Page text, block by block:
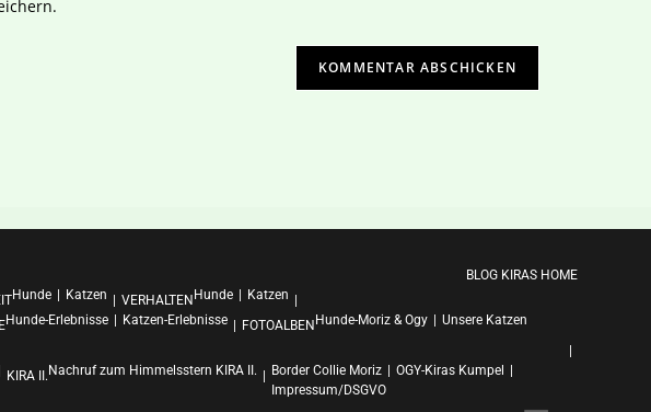
BLOG KIRAS HOME
Hunde Katzen VERHALTEN Hunde
Katzen
Hunde-Erlebnisse Katzen-Erlebnisse FOTOALBEN Hunde-Moriz & Ogy Unsere Katzen
KIRA II. Nachruf zum Himmelsstern KIRA II. Border Collie Moriz
OGY-Kiras Kumpel
Impressum/DSGVO